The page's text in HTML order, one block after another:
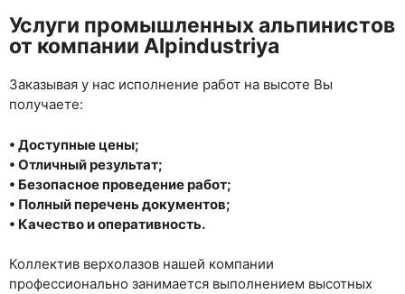
Услуги промышленных альпинистов
от компании Alpindustriya
Заказывая у нас исполнение работ на высоте Вы
получаете:
• Доступные цены;
• Отличный результат;
• Безопасное проведение работ;
• Полный перечень документов;
• Качество и оперативность.
Коллектив верхолазов нашей компании
профессионально занимается выполнением высотных